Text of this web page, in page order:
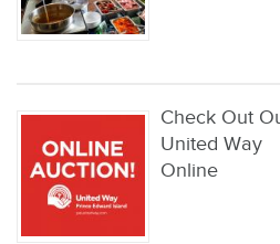
Check Out
United Way
Online